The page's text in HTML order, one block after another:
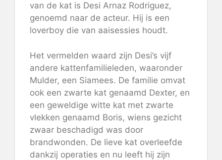
van de kat is Desi Arnaz Rodriguez,
genoemd naar de acteur. Hij is een
loverboy die van aaisessies houdt.
Het vermelden waard zijn Desi’s vijf
andere kattenfamilieleden, waaronder
Mulder, een Siamees. De familie omvat
ook een zwarte kat genaamd Dexter, en
een geweldige witte kat met zwarte
vlekken genaamd Boris, wiens gezicht
zwaar beschadigd was door
brandwonden. De lieve kat overleefde
dankzij operaties en nu leeft hij zijn